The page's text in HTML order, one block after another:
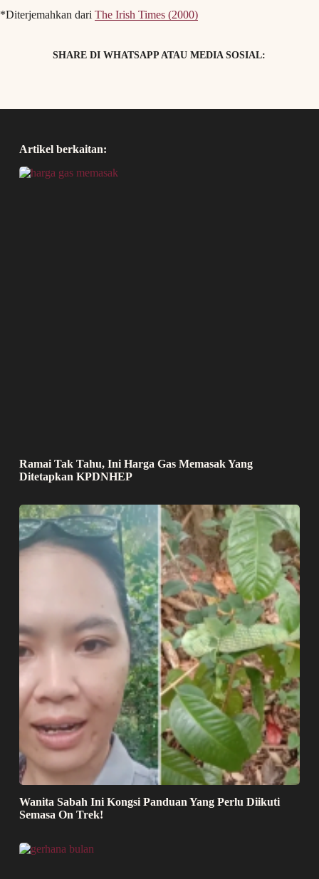
*Diterjemahkan dari The Irish Times (2000)
SHARE DI WHATSAPP ATAU MEDIA SOSIAL:
Artikel berkaitan:
Ramai Tak Tahu, Ini Harga Gas Memasak Yang
Ditetapkan KPDNHEP
Wanita Sabah Ini Kongsi Panduan Yang Perlu Diikuti
Semasa On Trek!